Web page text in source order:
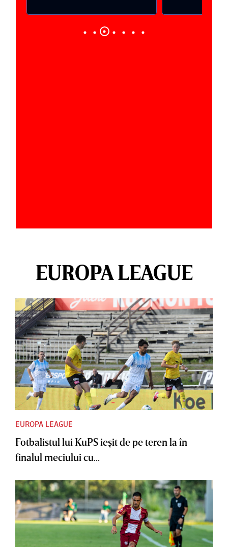
EUROPA LEAGUE
EUROPA LEAGUE
Fotbalistul lui KuPS ieşit de pe teren la în
finalul meciului cu...